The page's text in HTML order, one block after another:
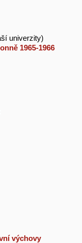
univerzity)
1965-1966
výchovy